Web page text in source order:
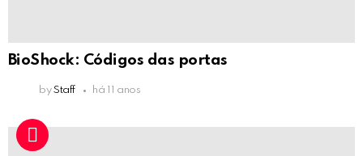
BioShock: Códigos das portas
by Staff há 11 anos